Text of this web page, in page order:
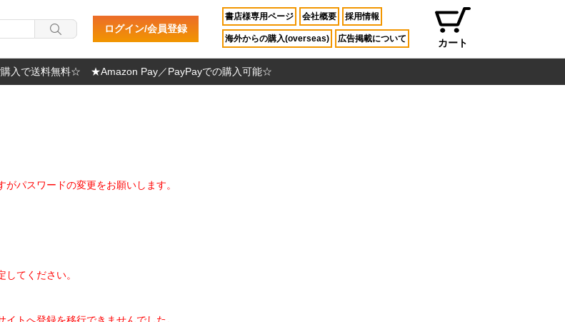
ログイン/会員登録
書店様専用ページ 会社概要 採用情報
海外からの購入(overseas) 広告掲載について カート
入で送料無料☆ ★Amazon Pay／PayPayでの購入可能☆
パスワードの変更をお願いします。
てください。